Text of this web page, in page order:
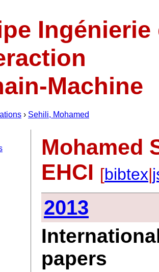
Ingénierie
Machine
› Sehili, Mohamed
Mohamed
EHCI [bibtex|
2013
papers